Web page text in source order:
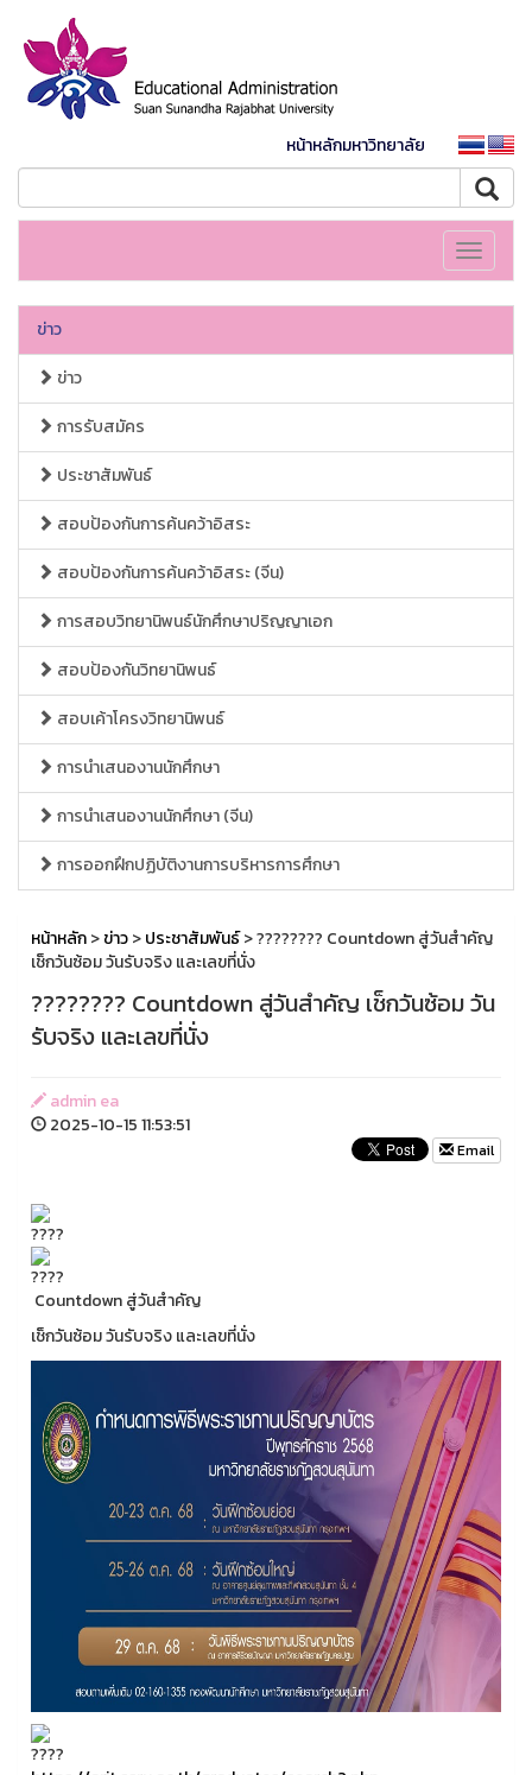
หน้าหลักมหาวิทยาลัย
Toggle
ข่าว
ข่าว
การรับสมัคร
ประชาสัมพันธ์
สอบป้องกันการค้นคว้าอิสระ
สอบป้องกันการค้นคว้าอิสระ (จีน)
การสอบวิทยานิพนธ์นักศึกษาปริญญาเอก
สอบป้องกันวิทยานิพนธ์
สอบเค้าโครงวิทยานิพนธ์
การนำเสนองานนักศึกษา
การนำเสนองานนักศึกษา (จีน)
การออกฝึกปฏิบัติงานการบริหารการศึกษา
หน้าหลัก>ข่าว>ประชาสัมพันธ์> ???????? Countdown สู่วันสำคัญ
เช็กวันซ้อม วันรับจริง และเลขที่นั่ง
???????? Countdown สู่วันสำคัญ เช็กวันซ้อม วัน
รับจริง และเลขที่นั่ง
admin ea
2025-10-15 11:53:51
Email
Countdown สู่วันสำคัญ
เช็กวันซ้อม วันรับจริง และเลขที่นั่ง